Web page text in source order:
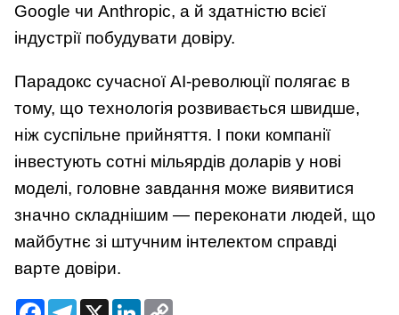
Google чи Anthropic, а й здатністю всієї
індустрії побудувати довіру.
Парадокс сучасної AI-революції полягає в
тому, що технологія розвивається швидше,
ніж суспільне прийняття. І поки компанії
інвестують сотні мільярдів доларів у нові
моделі, головне завдання може виявитися
значно складнішим — переконати людей, що
майбутнє зі штучним інтелектом справді
варте довіри.
FacebookTelegram
X LinkedIn